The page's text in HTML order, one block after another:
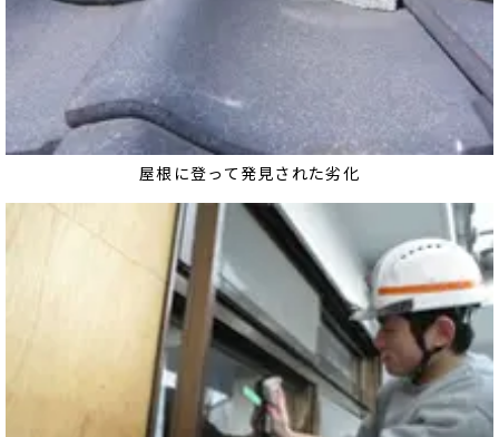
屋根に登って発見された劣化